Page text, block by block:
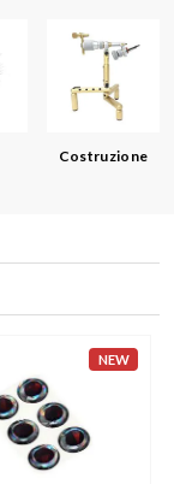
Costruzione
NEW